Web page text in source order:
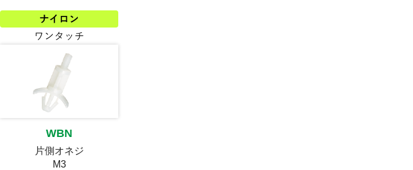
WBN
片側オネジ
M3